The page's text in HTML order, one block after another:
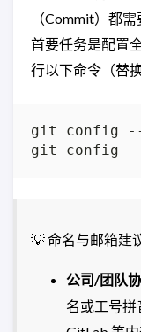
（Commit）都
首要任务是配置
行以下命令（替
git config --
git config
💡 命名与邮箱建
公司/团队
名或工号